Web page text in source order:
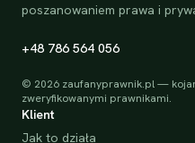
poszanowaniem prawa i
+48 786 564 056
© 2026 zaufanyprawnik.pl —
zweryfikowanymi prawnikami.
Klient
Jak to działa